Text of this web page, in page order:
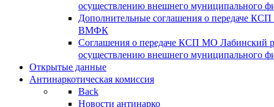
осуществлению внешнего муниципального
Дополнительные соглашения о передаче
ВМФК
Соглашения о передаче КСП МО Лабинский
осуществлению внешнего муниципального
Открытые данные
Антинаркотическая комиссия
Back
Новости антинарко